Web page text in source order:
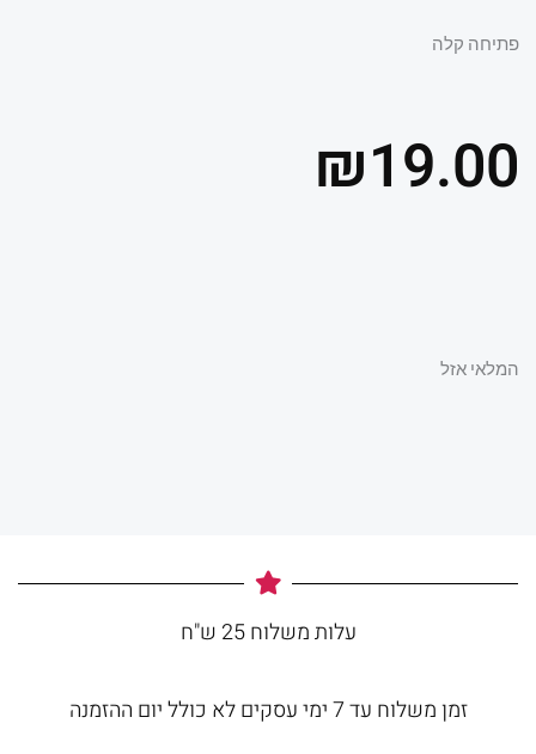
פתיחה קלה
₪19.00
המלאי אזל
עלות משלוח 25 ש"ח
זמן משלוח עד 7 ימי עסקים לא כולל יום ההזמנה